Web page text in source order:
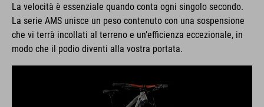
La velocità è essenziale quando conta ogni singolo secondo.
La serie AMS unisce un peso contenuto con una sospensione
che vi terrà incollati al terreno e un’efficienza eccezionale, in
modo che il podio diventi alla vostra portata.